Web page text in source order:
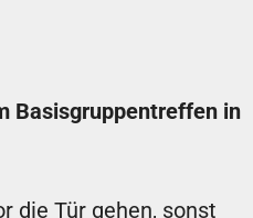
Basisgruppentreffen in
die Tür gehen, sonst